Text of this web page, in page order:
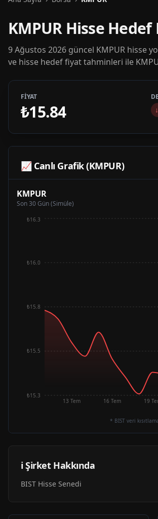
KMPUR Hisse
9 Ağustos 2026 güncel KMPUR hisse
ve hisse hedef fiyat tahminleri ile
FİYAT
₺15.84 ↓
📈 Canlı Grafik (KMPUR)
KMPUR
Son 30 Gün (Simüle)
13 Tem 16 Tem 19
₺15.3
₺15.5
₺15.8
₺16.0
₺16.3
* BIST veri
ℹ️ Şirket Hakkında
BIST Hisse Senedi